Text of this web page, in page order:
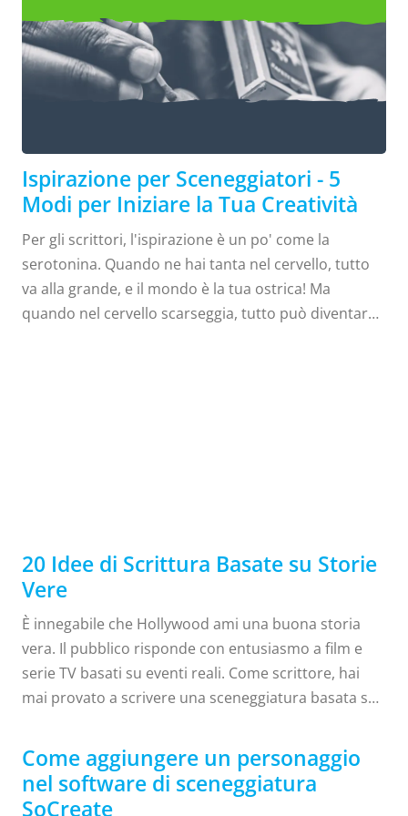
Ispirazione per Sceneggiatori
Ispirazione per Sceneggiatori - 5
Modi per Iniziare la Tua Creatività
Per gli scrittori, l'ispirazione è un po' come la
serotonina. Quando ne hai tanta nel cervello, tutto
va alla grande, e il mondo è la tua ostrica! Ma
quando nel cervello scarseggia, tutto può diventare
anche nei luoghi più banali. Quando sei pronto per
cercare...
20 Idee di Scrittura Basate su Storie
Vere
È innegabile che Hollywood ami una buona storia
vera. Il pubblico risponde con entusiasmo a film e
serie TV basati su eventi reali. Come scrittore, hai
mai provato a scrivere una sceneggiatura basata su
una ma non sai da dove cominciare. I suggerimenti
di scrittura possono essere di grande aiuto quando
ti senti bloccato. Continua a leggere, perché ti
Come aggiungere un personaggio
nel software di sceneggiatura
SoCreate